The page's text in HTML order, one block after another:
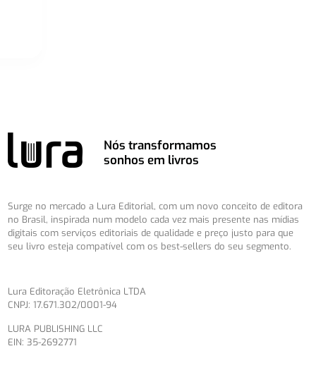
Nós transformamos
sonhos em livros
Surge no mercado a Lura Editorial, com um novo conceito de editora
no Brasil, inspirada num modelo cada vez mais presente nas mídias
digitais com serviços editoriais de qualidade e preço justo para que
seu livro esteja compatível com os best-sellers do seu segmento.
Lura Editoração Eletrônica LTDA
CNPJ: 17.671.302/0001-94
LURA PUBLISHING LLC
EIN: 35-2692771